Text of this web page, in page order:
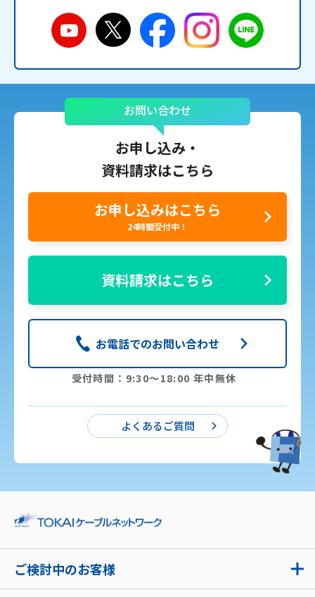
お問い合わせ
お申し込み・
資料請求はこちら
お申し込みはこちら
24時間受付中！
資料請求はこちら
お電話でのお問い合わせ
受付時間：9:30〜18:00 年中無休
よくあるご質問
ご検討中のお客様